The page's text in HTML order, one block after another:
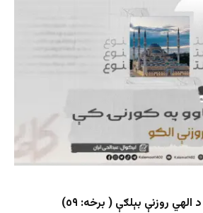
الهي روزنې بېلګې ( برخه: ٥٩)